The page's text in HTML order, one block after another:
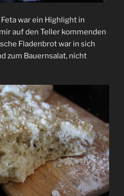
war ein Highlight in
auf den Teller kommenden
Fladenbrot war in sich
zum Bauernsalat, nicht